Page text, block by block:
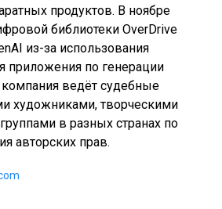
продуктов. В ноябре
библиотеки OverDrive
из-за использования
приложения по генерации
ведёт судебные
художниками, творческими
в разных странах по
авторских прав.